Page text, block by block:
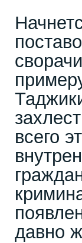
всего
давно